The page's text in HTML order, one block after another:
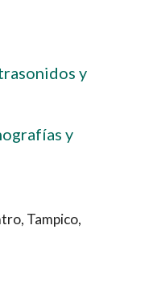
y
y
Tampico,